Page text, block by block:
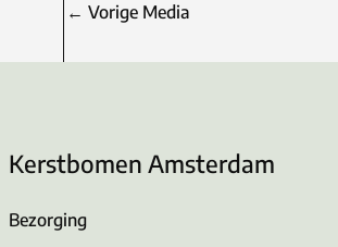
← Vorige Media
Kerstbomen Amsterdam
Bezorging